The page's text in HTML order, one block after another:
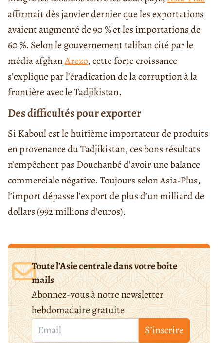
affirmait dès janvier dernier que les exportations
avaient augmenté de 90 % et les importations de
60 %. Selon le gouvernement taliban cité par le
média afghanArezo, cette forte croissance
s’explique par l’éradication de la corruption à la
frontière avec le Tadjikistan.
Des difficultés pour exporter
Si Kaboul est le huitième importateur de produits
en provenance du Tadjikistan, ces bons résultats
n’empêchent pas Douchanbé d’avoir une balance
commerciale négative. Toujours selon Asia-Plus,
l’import dépasse l’export de plus d’un milliard de
dollars (992 millions d’euros).
Toute l’Asie centrale dans votre boite
mails
Abonnez-vous à notre newsletter
hebdomadaire gratuite
S’inscrire